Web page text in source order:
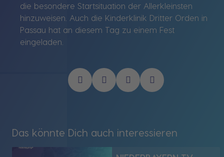
die besondere Startsituation der Allerkleinsten
hinzuweisen. Auch die Kinderklinik Dritter Orden in
Passau hat an diesem Tag zu einem Fest
eingeladen.
Das könnte Dich auch interessieren